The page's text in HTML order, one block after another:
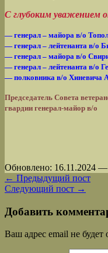
С глубоким уважением
— генерал – майора в/о
— генерал – лейтенанта в/о
— генерал – майора в/о
— генерал – лейтенанта в/о
— полковника в/о Хиневича
Председатель Совета
гвардии генерал-майор в/о
Обновлено: 16.11.2024
← Предыдущий пост
Следующий пост →
Добавить
Ваш адрес email не будет